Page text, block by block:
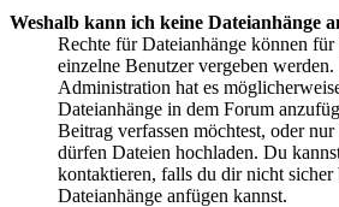
Weshalb kann ich keine Dateianhänge
Rechte für Dateianhänge können
einzelne Benutzer vergeben
Administration hat es
Dateianhänge in dem Forum
Beitrag verfassen möchtest, oder
dürfen Dateien hochladen. Du
kontaktieren, falls du dir nicht
Dateianhänge anfügen kannst.